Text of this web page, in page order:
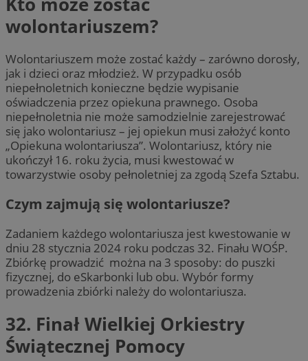
wolontariuszem?
Wolontariuszem może zostać każdy – zarówno dorosły,
jak i dzieci oraz młodzież. W przypadku osób
niepełnoletnich konieczne będzie wypisanie
oświadczenia przez opiekuna prawnego. Osoba
niepełnoletnia nie może samodzielnie zarejestrować
się jako wolontariusz – jej opiekun musi założyć konto
„Opiekuna wolontariusza”. Wolontariusz, który nie
ukończył 16. roku życia, musi kwestować w
towarzystwie osoby pełnoletniej za zgodą Szefa Sztabu.
Czym zajmują się wolontariusze?
Zadaniem każdego wolontariusza jest kwestowanie w
dniu 28 stycznia 2024 roku podczas 32. Finału WOŚP.
Zbiórkę prowadzić można na 3 sposoby: do puszki
fizycznej, do eSkarbonki lub obu. Wybór formy
prowadzenia zbiórki należy do wolontariusza.
32. Finał Wielkiej Orkiestry
Świątecznej Pomocy